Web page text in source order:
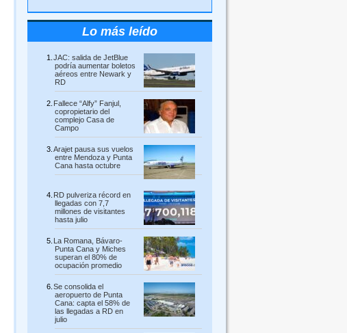
Lo más leído
JAC: salida de JetBlue
podría aumentar boletos
aéreos entre Newark y
RD
Fallece “Alfy” Fanjul,
copropietario del
complejo Casa de
Campo
Arajet pausa sus vuelos
entre Mendoza y Punta
Cana hasta octubre
RD pulveriza récord en
llegadas con 7,7
millones de visitantes
hasta julio
La Romana, Bávaro-
Punta Cana y Miches
superan el 80% de
ocupación promedio
Se consolida el
aeropuerto de Punta
Cana: capta el 58% de
las llegadas a RD en
julio